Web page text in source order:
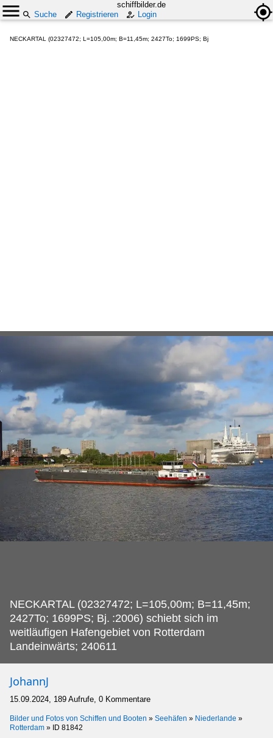
schiffbilder.de
Suche
Registrieren Login
NECKARTAL (02327472; L=105,00m; B=11,45m; 2427To; 1699PS; Bj
NECKARTAL (02327472; L=105,00m; B=11,45m;
2427To; 1699PS; Bj. :2006) schiebt sich im
weitläufigen Hafengebiet von Rotterdam
Landeinwärts; 240611
JohannJ
15.09.2024, 189 Aufrufe, 0 Kommentare
Bilder und Fotos von Schiffen und Booten » Seehäfen » Niederlande »
Rotterdam » ID 81842